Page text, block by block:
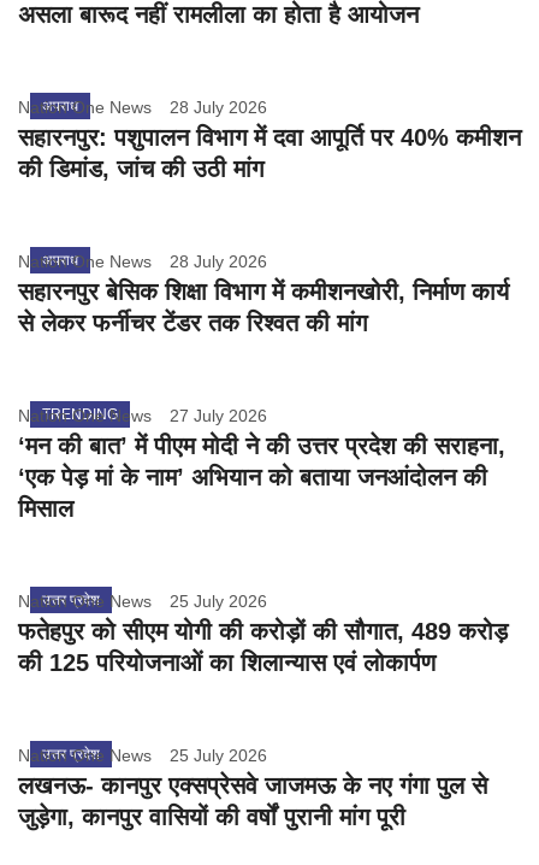
असला बारूद नहीं रामलीला का होता है आयोजन
अपराध
Nation One News 28 July 2026
सहारनपुर: पशुपालन विभाग में दवा आपूर्ति पर 40% कमीशन
की डिमांड, जांच की उठी मांग
अपराध
Nation One News 28 July 2026
सहारनपुर बेसिक शिक्षा विभाग में कमीशनखोरी, निर्माण कार्य
से लेकर फर्नीचर टेंडर तक रिश्वत की मांग
TRENDING
Nation One News 27 July 2026
‘मन की बात’ में पीएम मोदी ने की उत्तर प्रदेश की सराहना,
‘एक पेड़ मां के नाम’ अभियान को बताया जनआंदोलन की
मिसाल
उत्तर प्रदेश
Nation One News 25 July 2026
फतेहपुर को सीएम योगी की करोड़ों की सौगात, 489 करोड़
की 125 परियोजनाओं का शिलान्यास एवं लोकार्पण
उत्तर प्रदेश
Nation One News 25 July 2026
लखनऊ- कानपुर एक्सप्रेसवे जाजमऊ के नए गंगा पुल से
जुड़ेगा, कानपुर वासियों की वर्षों पुरानी मांग पूरी